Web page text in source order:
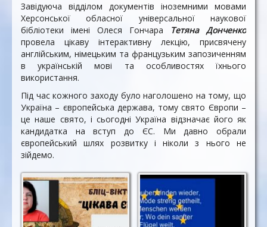
Завідуюча відділом документів іноземними мовами
Херсонської обласної універсальної наукової
бібліотеки імені Олеся Гончара
Тетяна Донченко
провела цікаву інтерактивну лекцію, присвячену
англійським, німецьким та французьким запозиченням
в українській мові та особливостях їхнього
використання.
Під час кожного заходу було наголошено на тому, що
Україна – європейська держава, тому свято Європи –
це наше свято, і сьогодні Україна відзначає його як
кандидатка на вступ до ЄС. Ми давно обрали
європейський шлях розвитку і ніколи з нього не
зійдемо.